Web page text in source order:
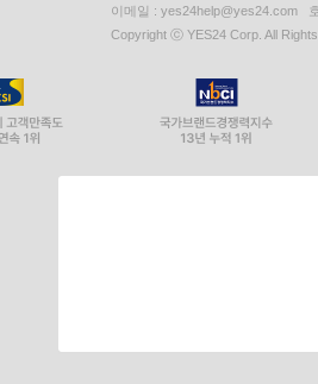
이메일 : yes24help@yes24.com
Copyright ⓒ YES24 Corp. All